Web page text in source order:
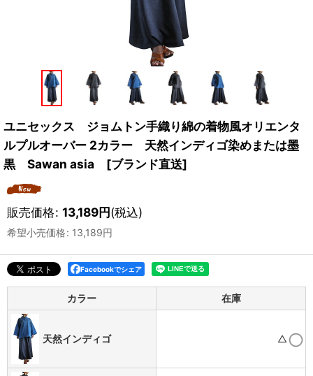
ユニセックス ジョムトン手織り綿の着物風オリエンタ
ルプルオーバー 2カラー 天然インディゴ染めまたは墨
黒 Sawan asia [ブランド直送]
販売価格: 13,189円(税込)
希望小売価格: 13,189円
Facebookでシェア
カラー 在庫
天然インディゴ △